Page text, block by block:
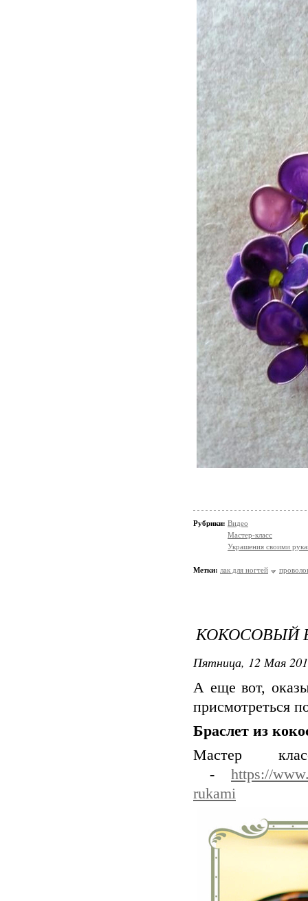
Рубрики: Видео
Мастер-класс
Украшения своими
Метки: лак для ногтей
КОКОСОВЫЙ
Пятница, 12 Мая
А еще вот,
присмотреться
Браслет из
Мастер
- https://
rukami